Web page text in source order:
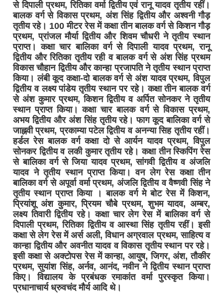
से दिपाली प्रथम, रितिका वर्मा द्वितीय एवं रानू यादव तृतीय रहीं।
बालक वर्ग से विकास प्रथम, अंश सिंह द्वितीय और अश्वनी गौड़
तृतीय रहे। 100 मीटर रेस में कक्षा तीन बालक वर्ग से किशन गौड़
प्रथम, प्रांजल मौर्या द्वितीय और शिवम चौधरी ने तृतीय स्थान
प्राप्त। कक्षा चार बालिका वर्ग से दिपाली यादव प्रथम, रानू
द्वितीय और रितिका तृतीय रही व बालक वर्ग से अंश सिंह प्रथम
विकास चौहान द्वितीय और कान्हा प्रजापति ने तृतीय स्थान प्राप्त
किया। लंबी कूद कक्षा-दो बालक वर्ग से अंश यादव प्रथम, विपुल
द्वितीय व लक्ष्य पांडेय तृतीय स्थान पर रहे। कक्षा तीन बालक वर्ग
से अंश कुमार प्रथम, किशन द्वितीय व अर्पित सोनकर ने तृतीय
स्थान प्राप्त किया। कक्षा चार बालक वर्ग से विकास प्रथम,
अभय द्वितीय और अंश सिंह तृतीय रहे। फाग कूद बालिका वर्ग से
जाह्नवी प्रथम, प्रकाम्या पटेल द्वितीय व अनन्या सिह तृतीय रहीं।
हर्डल रेस बालक वर्ग कक्षा दो से आर्यन यादव प्रथम, विपुल
सोनकर द्वितीय व लकी कुमार तृतीय रहे। कक्षा तीन स्किपिंग रेस
से बालिका वर्ग से जिया यादव प्रथम, सांगवी द्वितीय व अंजलि
यादव ने तृतीय स्थान प्राप्त किया। वन लेग रेस कक्षा तीन
बालिका वर्ग से अपूर्वा वर्मा प्रथम, अंजलि द्वितीय व वैष्णवी सिंह ने
तृतीय स्थान प्राप्त किया । बालक वर्ग मे बोट रेस में किशन,
प्रियांशू अंश कुमार, प्रियम चौबे प्रथम, शुभम यादव, अम्बर,
लक्ष्य तिवारी द्वितीय रहे। कक्षा चार लेग रेस में बालिका वर्ग से
दिपाली प्रथम, रितिका द्वितीय व आस्था सिंह तृतीय रहीं। इसी
कक्षा से लेग रेस में अर्स अली, विधान अग्रवाल प्रथम, साहित्य व
कान्हा द्वितीय और अवनीत यादव व विकास तृतीय स्थान पर रहे।
इसी कक्षा से अक्टोपस रेस में कान्हा, आयुष, जिगर, अंश, तौकीर
प्रथम, सुयांश सिंह, अर्नव, आनंद, नवीन ने द्वितीय स्थान प्राप्त
किए। विद्यालय के प्रबंधक रमाकांत वर्मा पुरस्कृत किया।
प्रधानाचार्य ध्रुवचंद मौर्य आदि थे।